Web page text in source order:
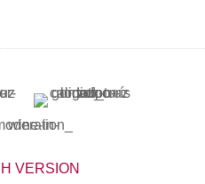
VERSION